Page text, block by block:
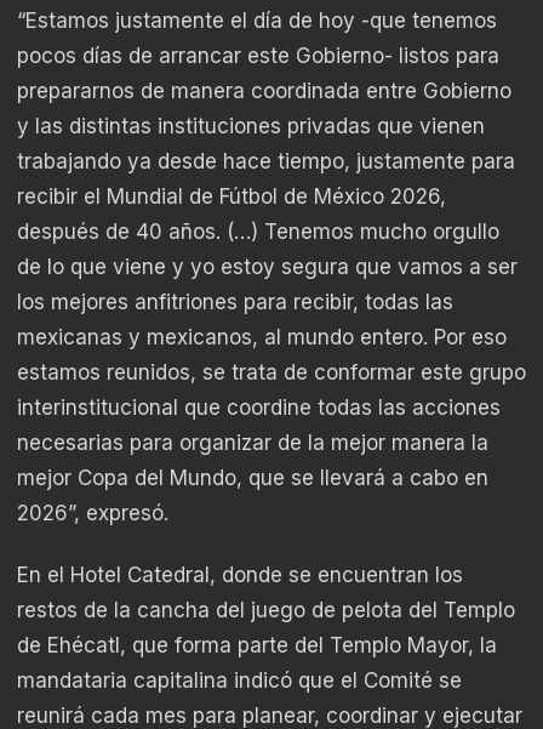
“Estamos justamente el día de hoy -que tenemos
pocos días de arrancar este Gobierno- listos para
prepararnos de manera coordinada entre Gobierno
y las distintas instituciones privadas que vienen
trabajando ya desde hace tiempo, justamente para
recibir el Mundial de Fútbol de México 2026,
después de 40 años. (…) Tenemos mucho orgullo
de lo que viene y yo estoy segura que vamos a ser
los mejores anfitriones para recibir, todas las
mexicanas y mexicanos, al mundo entero. Por eso
estamos reunidos, se trata de conformar este grupo
interinstitucional que coordine todas las acciones
necesarias para organizar de la mejor manera la
mejor Copa del Mundo, que se llevará a cabo en
2026”, expresó.
En el Hotel Catedral, donde se encuentran los
restos de la cancha del juego de pelota del Templo
de Ehécatl, que forma parte del Templo Mayor, la
mandataria capitalina indicó que el Comité se
reunirá cada mes para planear, coordinar y ejecutar